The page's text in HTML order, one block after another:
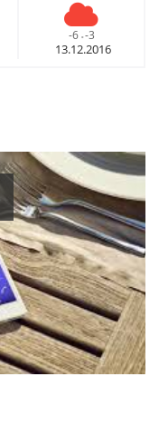
-6 - -3
13.12.2016